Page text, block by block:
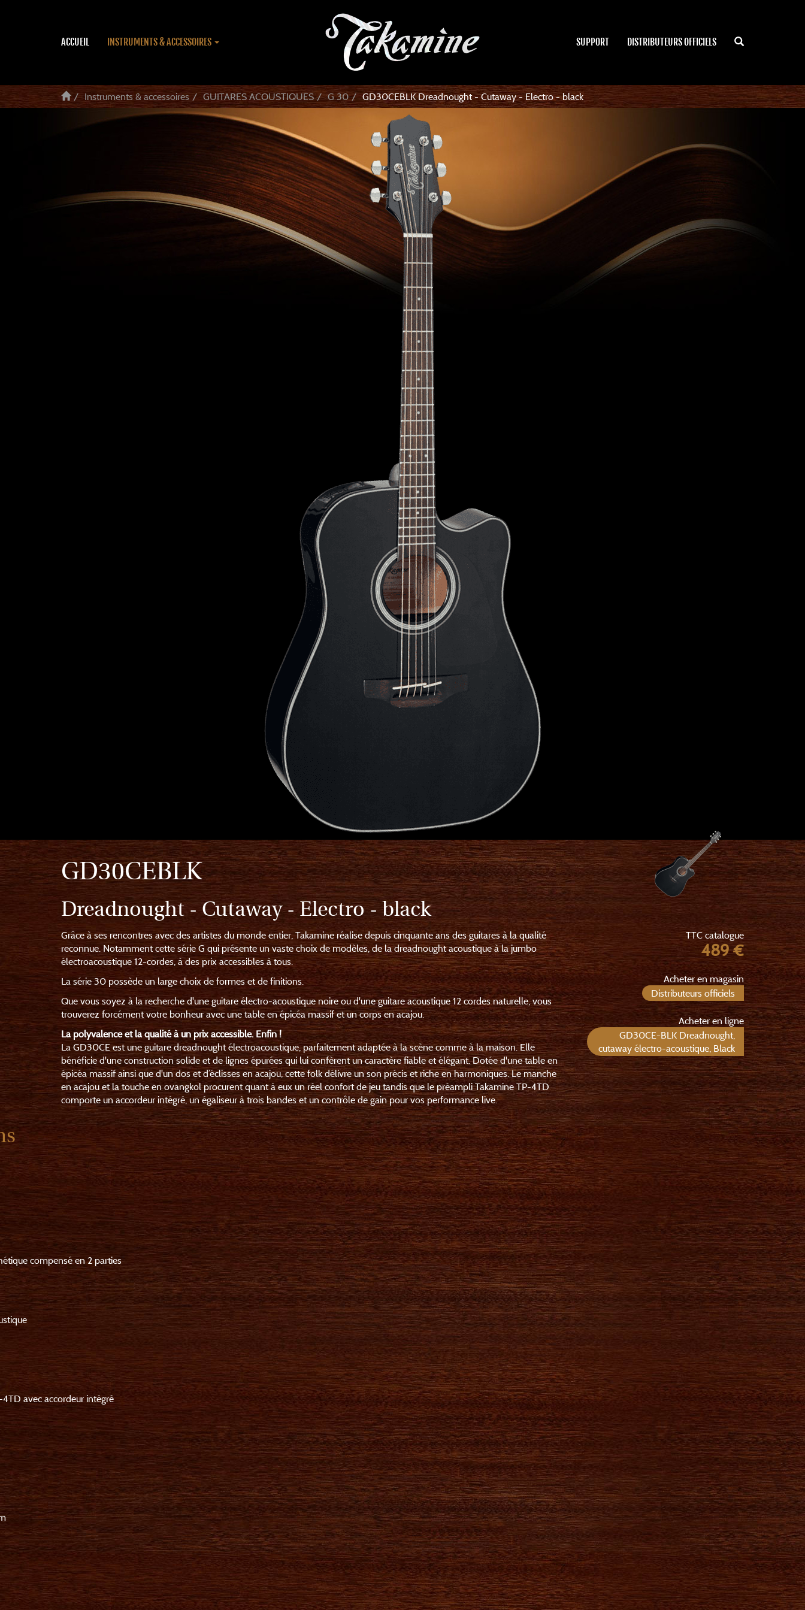
ACCUEIL INSTRUMENTS & ACCESSOIRES SUPPORT DISTRIBUTEURS OFFICIELS
Instruments & accessoires GUITARES ACOUSTIQUES G 30 GD30CEBLK Dreadnought - Cutaway - Electro - black
GD30CEBLK
Dreadnought - Cutaway - Electro - black
TTC catalogue
489 €
Acheter en magasin
Distributeurs officiels
Acheter en ligne
GD30CE-BLK Dreadnought,
cutaway électro-acoustique, Black
Grâce à ses rencontres avec des artistes du monde entier, Takamine réalise depuis cinquante ans des guitares à la qualité
reconnue. Notamment cette série G qui présente un vaste choix de modèles, de la dreadnought acoustique à la jumbo
électroacoustique 12-cordes, à des prix accessibles à tous.
La série 30 possède un large choix de formes et de finitions.
Que vous soyez à la recherche d'une guitare électro-acoustique noire ou d'une guitare acoustique 12 cordes naturelle, vous
trouverez forcément votre bonheur avec une table en épicéa massif et un corps en acajou.
La polyvalence et la qualité à un prix accessible. Enfin !
La GD30CE est une guitare dreadnought électroacoustique, parfaitement adaptée à la scène comme à la maison. Elle
bénéficie d'une construction solide et de lignes épurées qui lui confèrent un caractère fiable et élégant. Dotée d'une table en
épicéa massif ainsi que d'un dos et d’éclisses en acajou, cette folk délivre un son précis et riche en harmoniques. Le manche
en acajou et la touche en ovangkol procurent quant à eux un réel confort de jeu tandis que le préampli Takamine TP-4TD
comporte un accordeur intégré, un égaliseur à trois bandes et un contrôle de gain pour vos performance live.
compensé en 2 parties
avec accordeur intégré